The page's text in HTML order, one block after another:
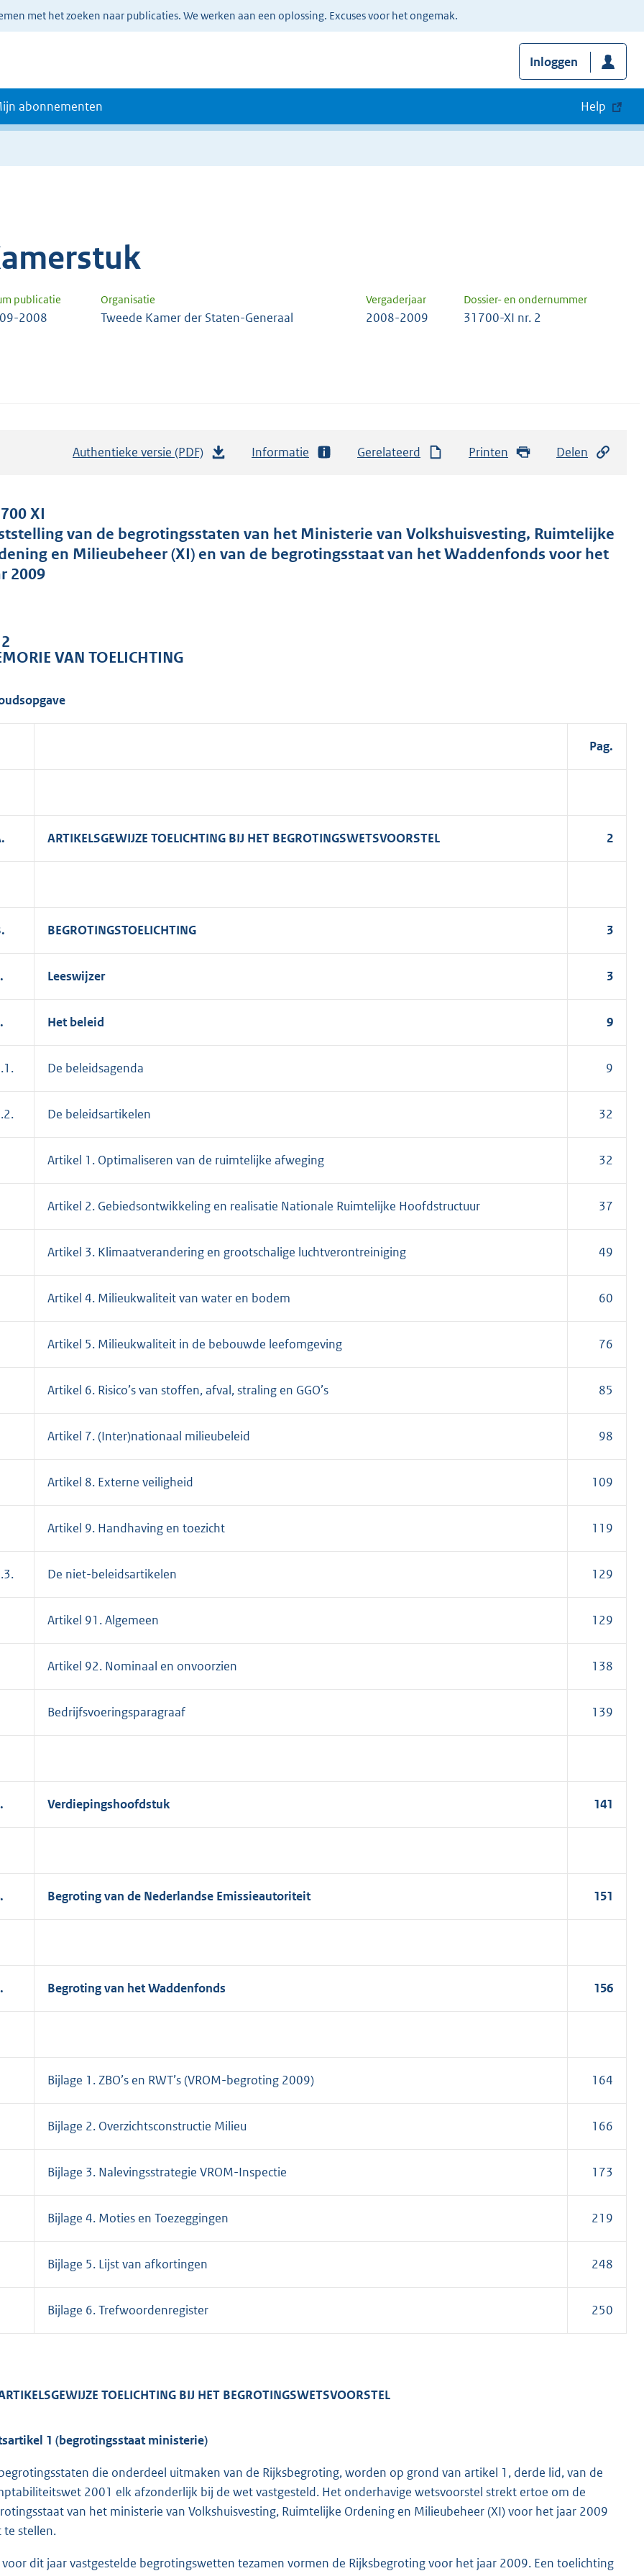
met het zoeken naar publicaties. We werken aan een oplossing. Excuses voor het ongemak.
Inloggen
abonnementen Help
publicatie Organisatie Vergaderjaar Dossier- en ondernummer
2008 Tweede Kamer der Staten-Generaal 2008-2009 31700-XI nr. 2
Authentieke versie (PDF)
a
n
e
M
b
Informatie Gerelateerd Printen Delen
XI
van de begrotingsstaten van het Ministerie van Volkshuisvesting, Ruimtelijke
en Milieubeheer (XI) en van de begrotingsstaat van het Waddenfonds voor het
2009
VAN TOELICHTING
Pag.
ARTIKELSGEWIJZE TOELICHTING BIJ HET BEGROTINGSWETSVOORSTEL 2
BEGROTINGSTOELICHTING 3
Leeswijzer 3
Het beleid 9
De beleidsagenda 9
De beleidsartikelen 32
Artikel 1. Optimaliseren van de ruimtelijke afweging 32
Artikel 2. Gebiedsontwikkeling en realisatie Nationale Ruimtelijke Hoofdstructuur 37
Artikel 3. Klimaatverandering en grootschalige luchtverontreiniging 49
Artikel 4. Milieukwaliteit van water en bodem 60
Artikel 5. Milieukwaliteit in de bebouwde leefomgeving 76
Artikel 6. Risico’s van stoffen, afval, straling en GGO’s 85
Artikel 7. (Inter)nationaal milieubeleid 98
Artikel 8. Externe veiligheid 109
Artikel 9. Handhaving en toezicht 119
De niet-beleidsartikelen 129
Artikel 91. Algemeen 129
Artikel 92. Nominaal en onvoorzien 138
Bedrijfsvoeringsparagraaf 139
Verdiepingshoofdstuk 141
Begroting van de Nederlandse Emissieautoriteit 151
Begroting van het Waddenfonds 156
Bijlage 1. ZBO’s en RWT’s (VROM-begroting 2009) 164
Bijlage 2. Overzichtsconstructie Milieu 166
Bijlage 3. Nalevingsstrategie VROM-Inspectie 173
Bijlage 4. Moties en Toezeggingen 219
Bijlage 5. Lijst van afkortingen 248
Bijlage 6. Trefwoordenregister 250
TOELICHTING BIJ HET BEGROTINGSWETSVOORSTEL
1 (begrotingsstaat ministerie)
die onderdeel uitmaken van de Rijksbegroting, worden op grond van artikel 1, derde lid, van de
2001 elk afzonderlijk bij de wet vastgesteld. Het onderhavige wetsvoorstel strekt ertoe om de
van het ministerie van Volkshuisvesting, Ruimtelijke Ordening en Milieubeheer (XI) voor het jaar 2009
te stellen.
voor dit jaar vastgestelde begrotingswetten tezamen vormen de Rijksbegroting voor het jaar 2009. Een toelichting